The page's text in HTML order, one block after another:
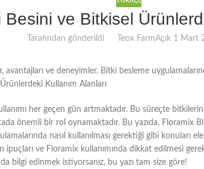
ve Bitkisel
Tarafından gönderildi Teox FarmAçık 1 Mart
avantajları ve deneyimler. Bitki besleme
Kullanım Alanları
her geçen gün artmaktadır. Bu süreçte bitkilerin
önemli bir rol oynamaktadır. Bu yazıda, Floramix
nasıl kullanılması gerektiği gibi konuları
ipuçları ve Floramix kullanımında dikkat edilmesi
bilgi edinmek istiyorsanız, bu yazı tam size göre!